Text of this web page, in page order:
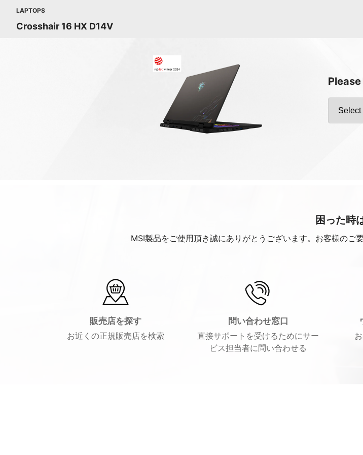
LAPTOPS
Crosshair 16 HX D14V
困った時
MSI製品をご使用頂き誠にありがとうございます。お客様のご
販売店を探す
お近くの正規販売店を検索
問い合わせ窓口
直接サポートを受けるためにサー
ビス担当者に問い合わせる